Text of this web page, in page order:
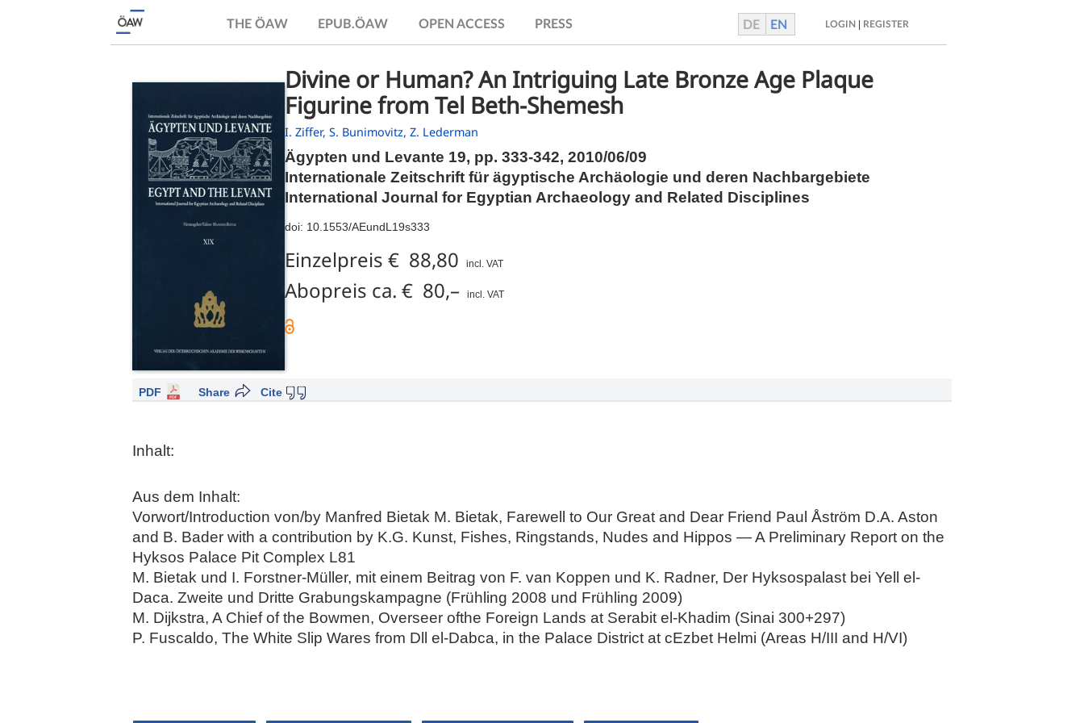
THE ÖAW EPUB.ÖAW OPEN ACCESS PRESS DE EN LOGIN REGISTER
Divine or Human? An Intriguing Late Bronze Age Plaque
Figurine from Tel Beth-Shemesh
I. Ziffer, S. Bunimovitz, Z. Lederman
Ägypten und Levante 19, pp. 333-342, 2010/06/09
Internationale Zeitschrift für ägyptische Archäologie und deren Nachbargebiete
International Journal for Egyptian Archaeology and Related Disciplines
doi: 10.1553/AEundL19s333
Einzelpreis € 88,80 incl. VAT
Abopreis ca. € 80,– incl. VAT
PDF Cite
Share
Inhalt:
Aus dem Inhalt:
Vorwort/Introduction von/by Manfred Bietak M. Bietak, Farewell to Our Great and Dear Friend Paul Åström D.A. Aston
and B. Bader with a contribution by K.G. Kunst, Fishes, Ringstands, Nudes and Hippos — A Preliminary Report on the
Hyksos Palace Pit Complex L81
M. Bietak und I. Forstner-Müller, mit einem Beitrag von F. van Koppen und K. Radner, Der Hyksospalast bei Yell el-
Daca. Zweite und Dritte Grabungskampagne (Frühling 2008 und Frühling 2009)
M. Dijkstra, A Chief of the Bowmen, Overseer ofthe Foreign Lands at Serabit el-Khadim (Sinai 300+297)
P. Fuscaldo, The White Slip Wares from Dll el-Dabca, in the Palace District at cEzbet Helmi (Areas H/III and H/VI)